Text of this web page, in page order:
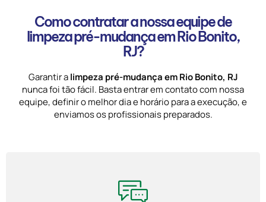
Como contratar a nossa equipe de
limpeza pré-mudança em Rio Bonito,
RJ?
Garantir alimpeza pré-mudança em Rio Bonito, RJ
nunca foi tão fácil. Basta entrar em contato com nossa
equipe, definir o melhor dia e horário para a execução, e
enviamos os profissionais preparados.